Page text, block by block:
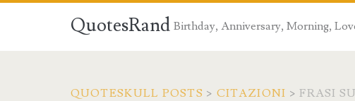
QuotesRand Birthday, Anniversary, Morning,
QUOTESKULL POSTS > CITAZIONI >FRASI